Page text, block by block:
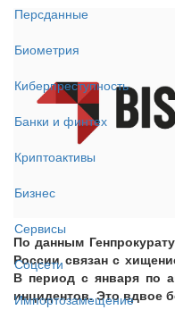
Персданные
Биометрия
Киберпреступность
Банки и финтех
Криптоактивы
Бизнес
Сервисы
Соцсети
Импортозамещение
По данным
России связан с
В период с января по
инцидентов. Это вдвое